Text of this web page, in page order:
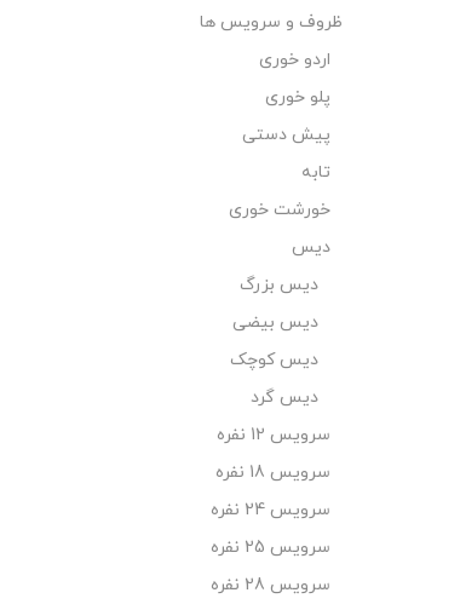
ظروف و سرویس ها
اردو خوری
پلو خوری
پیش دستی
تابه
خورشت خوری
دیس
دیس بزرگ
دیس بیضی
دیس کوچک
دیس گرد
سرویس 12 نفره
سرویس 18 نفره
سرویس 24 نفره
سرویس 25 نفره
سرویس 28 نفره